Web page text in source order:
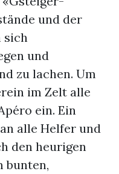
und der
sich
und
zu lachen. Um
im Zelt alle
ein. Ein
alle Helfer und
den heurigen
bunten,